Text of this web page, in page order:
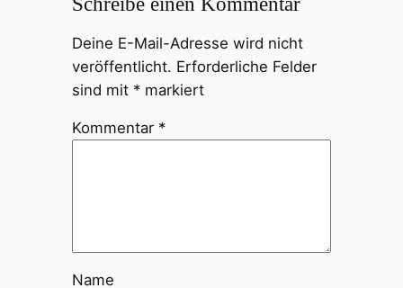
Deine E-Mail-Adresse wird nicht
veröffentlicht. Erforderliche Felder
sind mit *markiert
Kommentar *
Name